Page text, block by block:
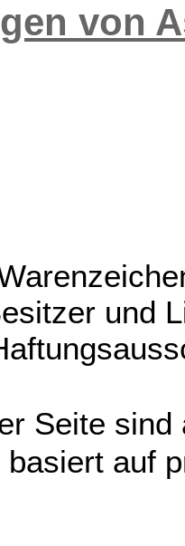
von
und
Seite
auf